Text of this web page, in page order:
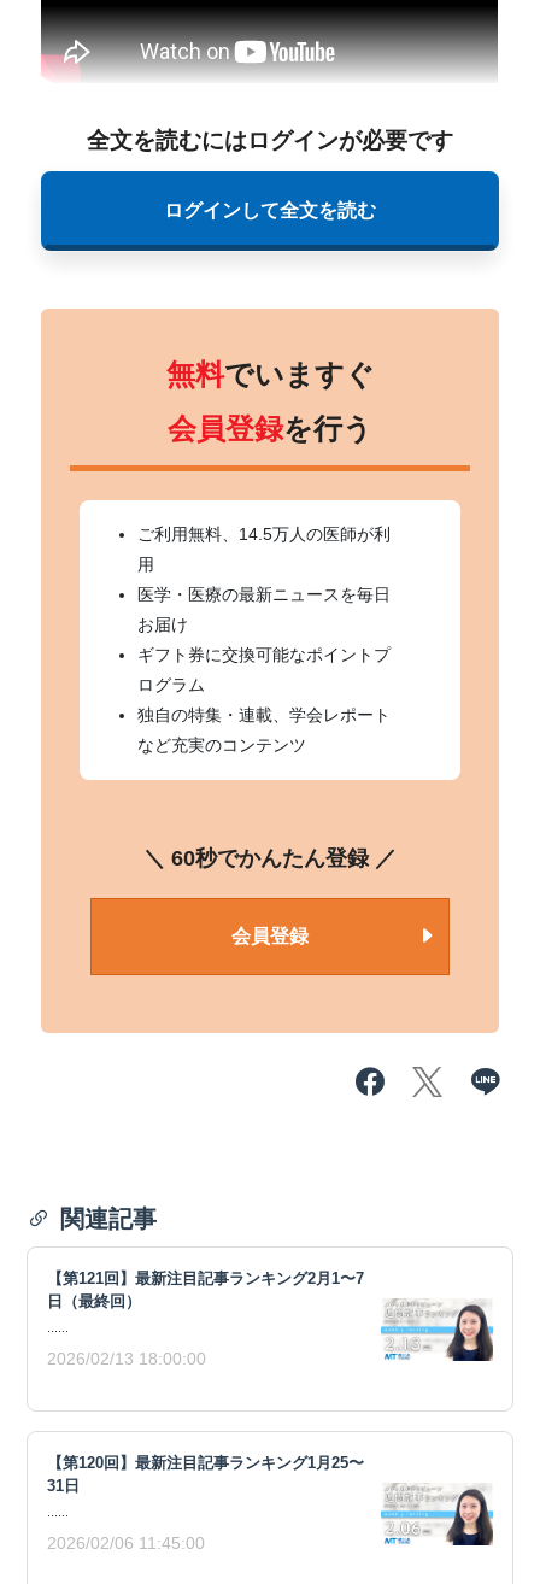
全文を読むにはログインが必要です
ログインして全文を読む
無料でいますぐ
会員登録を行う
ご利用無料、14.5万人の医師が利
用
医学・医療の最新ニュースを毎日
お届け
ギフト券に交換可能なポイントプ
ログラム
独自の特集・連載、学会レポート
など充実のコンテンツ
＼ 60秒でかんたん登録 ／
会員登録
関連記事
【第121回】最新注目記事ランキング2月1〜7
日（最終回）
2026/02/13 18:00:00
【第120回】最新注目記事ランキング1月25〜
31日
2026/02/06 11:45:00